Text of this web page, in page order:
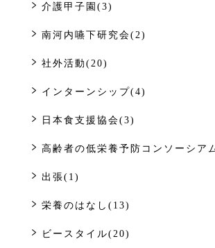
介護甲子園(3)
南河内嚥下研究会(2)
社外活動(20)
インターンシップ(4)
日本食支援協会(3)
高齢者の低栄養予防コンソーシア
出張(1)
栄養のはなし(13)
ビースタイル(20)